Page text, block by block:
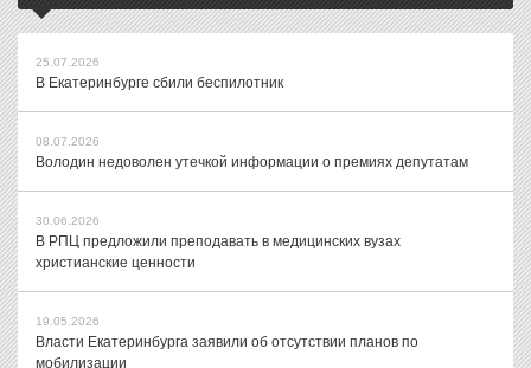
25.07.2026
В Екатеринбурге сбили беспилотник
08.07.2026
Володин недоволен утечкой информации о премиях депутатам
30.06.2026
В РПЦ предложили преподавать в медицинских вузах
христианские ценности
19.05.2026
Власти Екатеринбурга заявили об отсутствии планов по
мобилизации